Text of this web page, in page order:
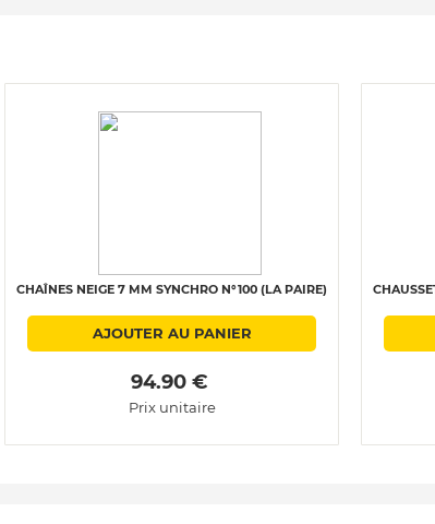
CHAÎNES NEIGE 7 MM SYNCHRO N°100 (LA PAIRE)
AJOUTER AU PANIER
94.90 €
Prix unitaire